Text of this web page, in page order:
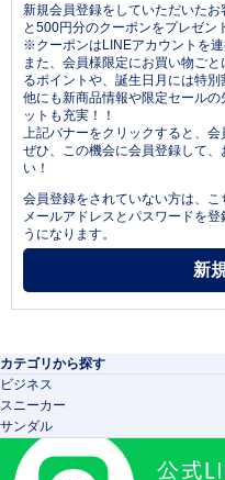
新規会員登録をしていただいた
と500円分のクーポンをプレゼン
※クーポンはLINEアカウントを連
また、会員様限定にお買い物ご
るポイントや、誕生日月には特別
他にも新商品情報や限定セール
ットも充実！！
上記バナーをクリックすると、会
ぜひ、この機会に会員登録して
い！
会員登録をされていない方は、こ
メールアドレスとパスワードを
うになります。
カテゴリから探す
ビジネス
スニーカー
サンダル